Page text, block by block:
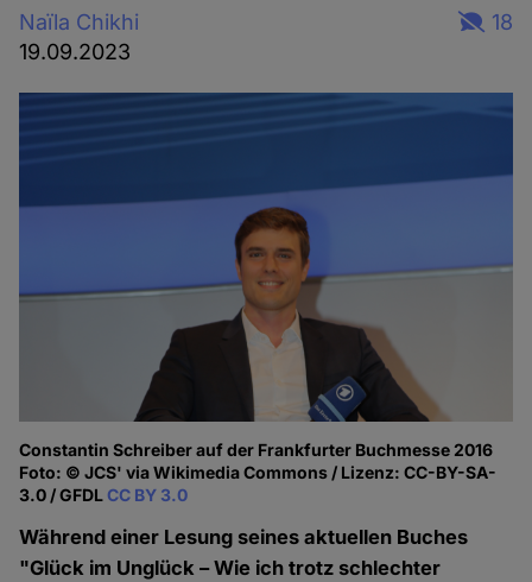
Naïla Chikhi
19.09.2023
18
Constantin Schreiber auf der Frankfurter Buchmesse 2016
Foto: © JCS' via Wikimedia Commons / Lizenz: CC-BY-SA-
3.0 / GFDLCC BY 3.0
Während einer Lesung seines aktuellen Buches
"Glück im Unglück – Wie ich trotz schlechter